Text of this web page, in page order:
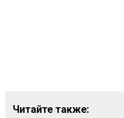
Читайте также: